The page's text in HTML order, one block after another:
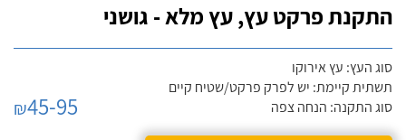
התקנת פרקט עץ, עץ מלא - גושני
סוג העץ: עץ אירוקו
תשתית קיימת: יש לפרק פרקט/שטיח קיים
סוג התקנה: הנחה צפה
₪45-95